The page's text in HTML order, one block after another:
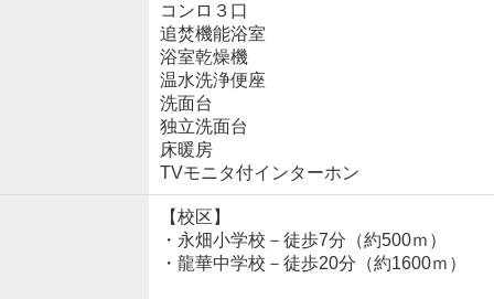
コンロ３口
追焚機能浴室
浴室乾燥機
温水洗浄便座
洗面台
独立洗面台
床暖房
TVモニタ付インターホン
【校区】
・永畑小学校－徒歩7分（約500ｍ）
・龍華中学校－徒歩20分（約1600ｍ）